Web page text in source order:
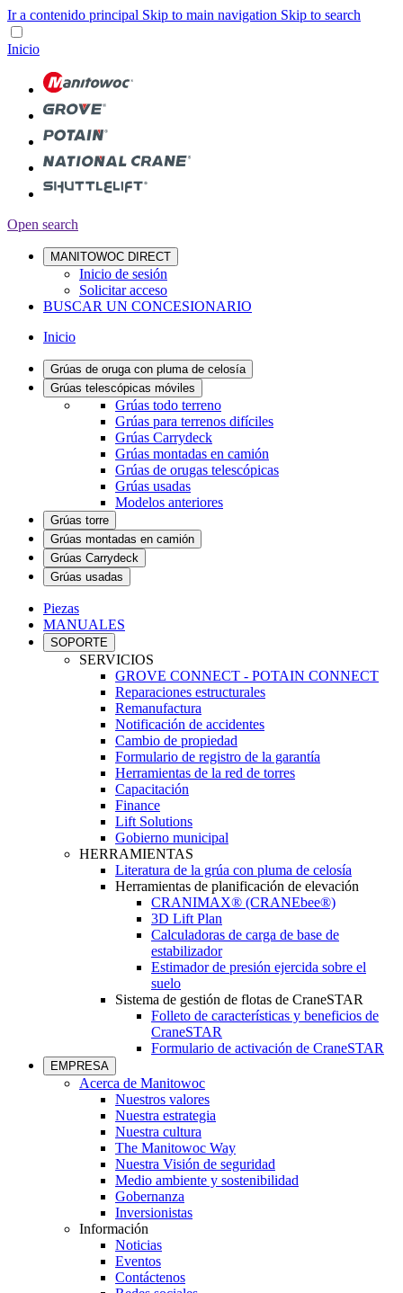
Ir a contenido principal Skip to main navigation Skip to search
Inicio
Open search
MANITOWOC DIRECT
Inicio de sesión
Solicitar acceso
BUSCAR UN CONCESIONARIO
Inicio
Grúas de oruga con pluma de celosía
Grúas telescópicas móviles
Grúas todo terreno
Grúas para terrenos difíciles
Grúas Carrydeck
Grúas montadas en camión
Grúas de orugas telescópicas
Grúas usadas
Modelos anteriores
Grúas torre
Grúas montadas en camión
Grúas Carrydeck
Grúas usadas
Piezas
MANUALES
SOPORTE
SERVICIOS
GROVE CONNECT - POTAIN CONNECT
Reparaciones estructurales
Remanufactura
Notificación de accidentes
Cambio de propiedad
Formulario de registro de la garantía
Herramientas de la red de torres
Capacitación
Finance
Lift Solutions
Gobierno municipal
HERRAMIENTAS
Literatura de la grúa con pluma de celosía
Herramientas de planificación de elevación
CRANIMAX® (CRANEbee®)
3D Lift Plan
Calculadoras de carga de base de
estabilizador
Estimador de presión ejercida sobre el
suelo
Sistema de gestión de flotas de CraneSTAR
Folleto de características y beneficios de
CraneSTAR
Formulario de activación de CraneSTAR
EMPRESA
Acerca de Manitowoc
Nuestros valores
Nuestra estrategia
Nuestra cultura
The Manitowoc Way
Nuestra Visión de seguridad
Medio ambiente y sostenibilidad
Gobernanza
Inversionistas
Información
Noticias
Eventos
Contáctenos